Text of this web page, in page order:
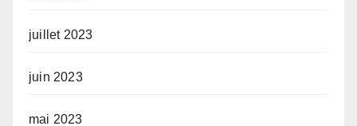
juillet 2023
juin 2023
mai 2023